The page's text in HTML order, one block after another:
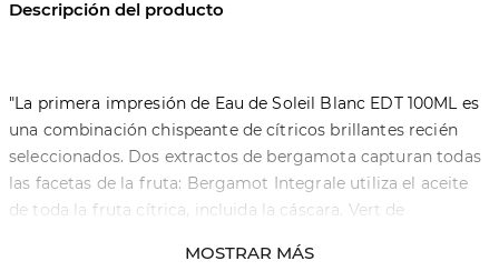
Descripción del producto
"La primera impresión de Eau de Soleil Blanc EDT 100ML es
una combinación chispeante de cítricos brillantes recién
seleccionados. Dos extractos de bergamota capturan todas
las facetas de la fruta: Bergamot Integrale utiliza el aceite
de toda la fruta cítrica, incluida la cáscara. Vert de
molecular para recrear la nota superior verde y crujiente de
MOSTRAR MÁS